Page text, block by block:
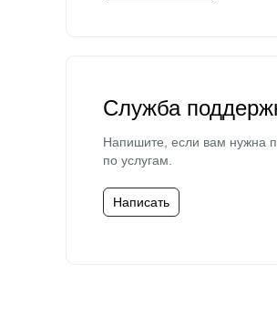
Служба
Напишите, если вам нужна
по услугам.
Написать